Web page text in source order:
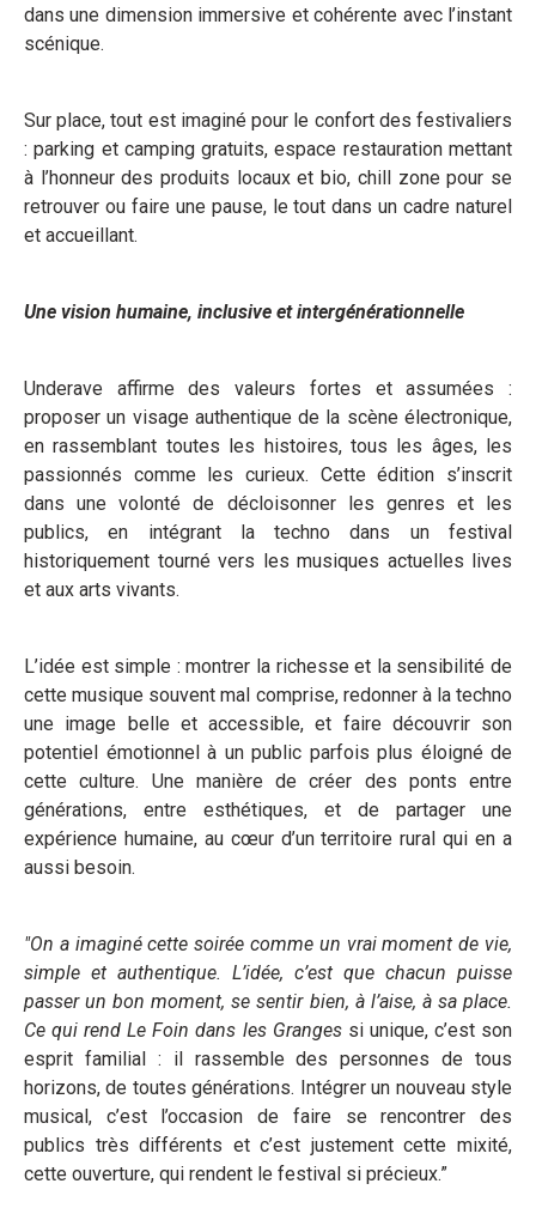
dans une dimension immersive et cohérente avec l’instant
scénique.
Sur place, tout est imaginé pour le confort des festivaliers
: parking et camping gratuits, espace restauration mettant
à l’honneur des produits locaux et bio, chill zone pour se
retrouver ou faire une pause, le tout dans un cadre naturel
et accueillant.
Une vision humaine, inclusive et intergénérationnelle
Underave affirme des valeurs fortes et assumées :
proposer un visage authentique de la scène électronique,
en rassemblant toutes les histoires, tous les âges, les
passionnés comme les curieux. Cette édition s’inscrit
dans une volonté de décloisonner les genres et les
publics, en intégrant la techno dans un festival
historiquement tourné vers les musiques actuelles lives
et aux arts vivants.
L’idée est simple : montrer la richesse et la sensibilité de
cette musique souvent mal comprise, redonner à la techno
une image belle et accessible, et faire découvrir son
potentiel émotionnel à un public parfois plus éloigné de
cette culture. Une manière de créer des ponts entre
générations, entre esthétiques, et de partager une
expérience humaine, au cœur d’un territoire rural qui en a
aussi besoin.
"On a imaginé cette soirée comme un vrai moment de vie,
simple et authentique. L’idée, c’est que chacun puisse
passer un bon moment, se sentir bien, à l’aise, à sa place.
Ce qui rend Le Foin dans les Grangessi unique, c’est son
esprit familial : il rassemble des personnes de tous
horizons, de toutes générations. Intégrer un nouveau style
musical, c’est l’occasion de faire se rencontrer des
publics très différents et c’est justement cette mixité,
cette ouverture, qui rendent le festival si précieux.”